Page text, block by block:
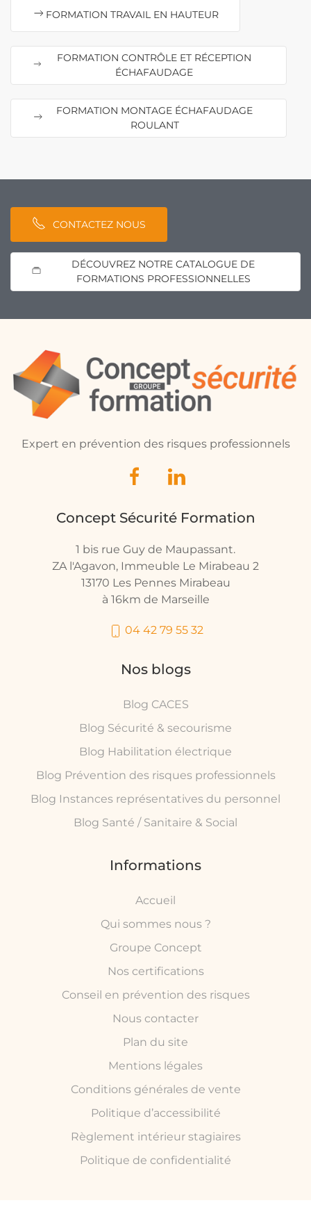
FORMATION TRAVAIL EN HAUTEUR
FORMATION CONTRÔLE ET RÉCEPTION
ÉCHAFAUDAGE
FORMATION MONTAGE ÉCHAFAUDAGE
ROULANT
CONTACTEZ NOUS
DÉCOUVREZ NOTRE CATALOGUE DE
FORMATIONS PROFESSIONNELLES
Expert en prévention des risques professionnels
Concept Sécurité Formation
1 bis rue Guy de Maupassant.
ZA l'Agavon, Immeuble Le Mirabeau 2
13170 Les Pennes Mirabeau
à 16km de Marseille
04 42 79 55 32
Nos blogs
Blog CACES
Blog Sécurité & secourisme
Blog Habilitation électrique
Blog Prévention des risques professionnels
Blog Instances représentatives du personnel
Blog Santé / Sanitaire & Social
Informations
Accueil
Qui sommes nous ?
Groupe Concept
Nos certifications
Conseil en prévention des risques
Nous contacter
Plan du site
Mentions légales
Conditions générales de vente
Politique d’accessibilité
Règlement intérieur stagiaires
Politique de confidentialité